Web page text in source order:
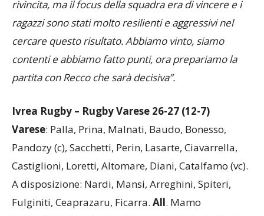
all’andata quindi loro volevano assolutamente la
rivincita, ma il focus della squadra era di vincere e i
ragazzi sono stati molto resilienti e aggressivi nel
cercare questo risultato. Abbiamo vinto, siamo
contenti e abbiamo fatto punti, ora prepariamo la
Ivrea Rugby – Rugby Varese 26-27 (12-7)
Varese: Palla, Prina, Malnati, Baudo, Bonesso,
Pandozy (c), Sacchetti, Perin, Lasarte, Ciavarrella,
Castiglioni, Loretti, Altomare, Diani, Catalfamo (vc).
A disposizione: Nardi, Mansi, Arreghini, Spiteri,